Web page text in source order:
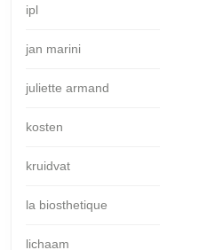
ipl
jan marini
juliette armand
kosten
kruidvat
la biosthetique
lichaam